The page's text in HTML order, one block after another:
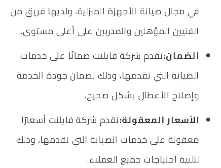
في مجال صيانة الأجهزة المنزلية، ولديها فريق من
الفنيين المؤهلين والمدربين على أعلى مستوى.
الضمان:تقدم شركة فايلنت ضمانًا على خدمات
الصيانة التي تقدمها، وذلك لضمان جودة الخدمة
وإصلاح الأعطال بشكل صحيح.
الأسعار المعقولة:تقدم شركة فايلنت أسعارًا
معقولة على خدمات الصيانة التي تقدمها، وذلك
لتلبية احتياجات جميع العملاء.